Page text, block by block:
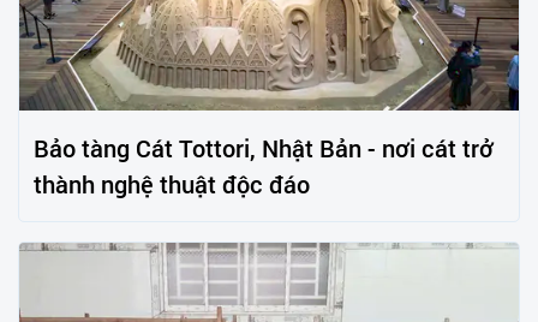
Bảo tàng Cát Tottori, Nhật Bản - nơi cát trở
thành nghệ thuật độc đáo